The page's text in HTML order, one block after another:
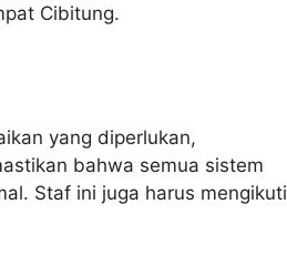
Cibitung.
yang diperlukan,
bahwa semua sistem
Staf ini juga harus mengikuti